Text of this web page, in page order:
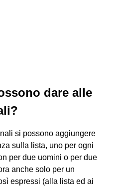
dare alle
si possono aggiungere
sulla lista, uno per ogni
per due uomini o per due
anche solo per un
espressi (alla lista ed ai